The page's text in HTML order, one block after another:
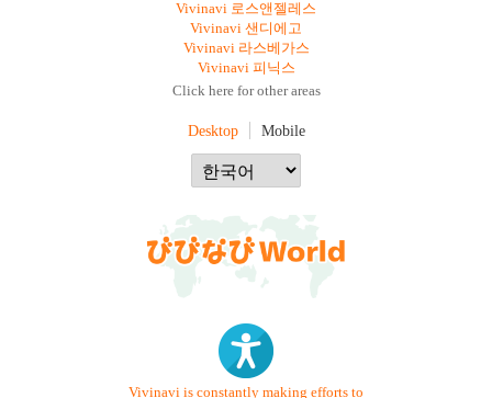
Vivinavi 로스앤젤레스
Vivinavi 샌디에고
Vivinavi 라스베가스
Vivinavi 피닉스
Click here for other areas
Desktop Mobile
Vivinavi is constantly making efforts to